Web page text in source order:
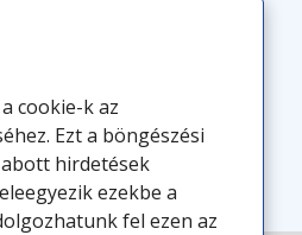
cookie-k az
Ezt a böngészési
hirdetések
ezekbe a
fel ezen az